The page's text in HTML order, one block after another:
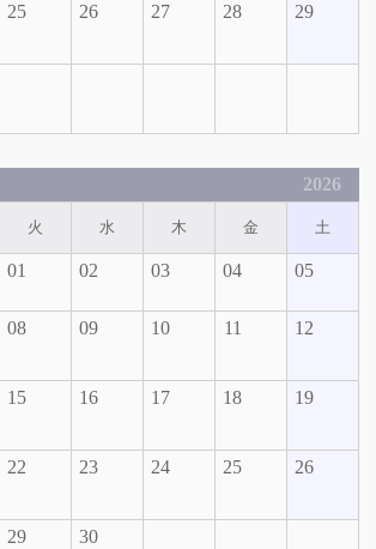
25 26 27 28 29
2026
火 水 木 金 土
01 02 03 04 05
08 09 10 11 12
15 16 17 18 19
22 23 24 25 26
29 30